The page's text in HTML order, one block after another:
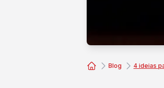
Blog 4 ideias